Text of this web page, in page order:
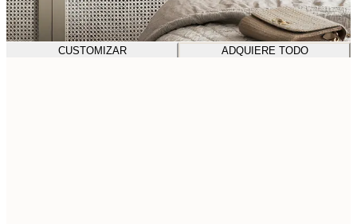
CUSTOMIZAR ADQUIERE TODO